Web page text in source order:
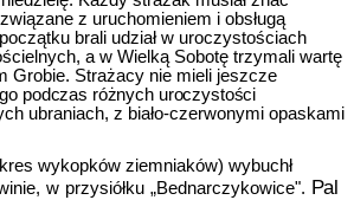
z uruchomieniem i obsługą
brali udział w uroczystościach
a w Wielką Sobotę trzymali wartę
Grobie. Strażacy nie mieli jeszcze
podczas różnych uroczystości
ubraniach, z biało-czerwonymi opaskami
wykopków ziemniaków) wybuchł
w przysiółku „Bednarczykowice". Pal